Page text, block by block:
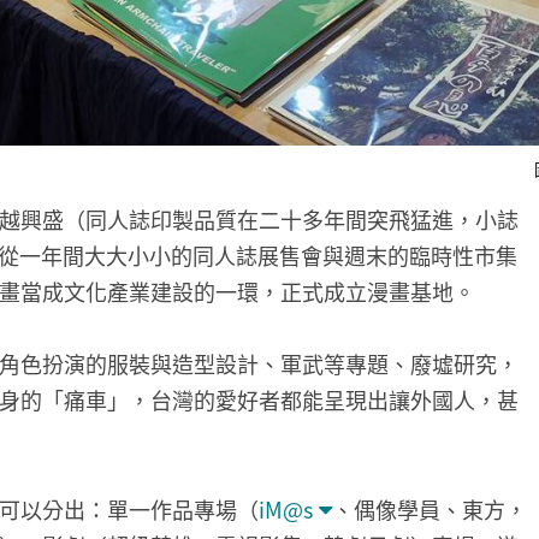
興盛（同人誌印製品質在二十多年間突飛猛進，小誌
一年間大大小小的同人誌展售會與週末的臨時性市集
當成文化產業建設的一環，正式成立漫畫基地。
色扮演的服裝與造型設計、軍武等專題、廢墟研究，
的「痛車」，台灣的愛好者都能呈現出讓外國人，甚
以分出：單一作品專場（iM@s
、偶像學員、東方，